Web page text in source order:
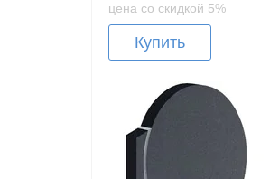
цена со скидкой 5%
Купить